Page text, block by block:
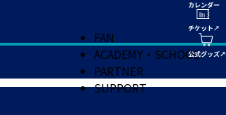
FAN
ACADEMY・SCHOOL
PARTNER
SUPPORT